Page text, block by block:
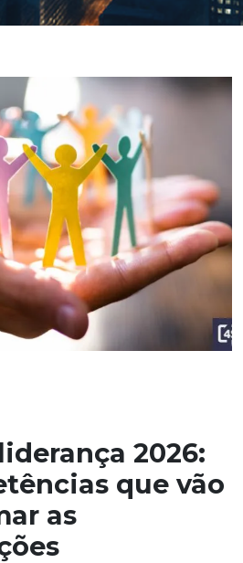
2026:
que vão
as